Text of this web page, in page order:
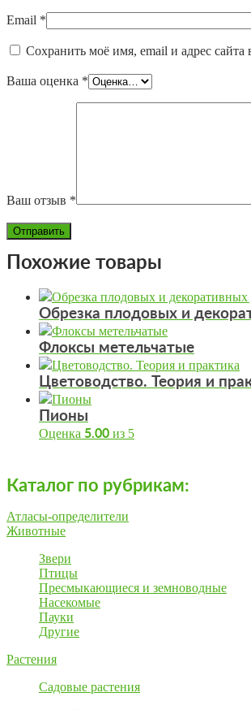
Email *
Сохранить моё имя, email и адрес
Ваша оценка *
Ваш отзыв *
Похожие товары
Обрезка плодовых и
Флоксы метельчатые
Цветоводство. Теория и
Пионы
Оценка 5.00 из 5
Каталог по рубрикам:
Атласы-определители
Животные
Звери
Птицы
Пресмыкающиеся и земноводные
Насекомые
Пауки
Другие
Растения
Садовые растения